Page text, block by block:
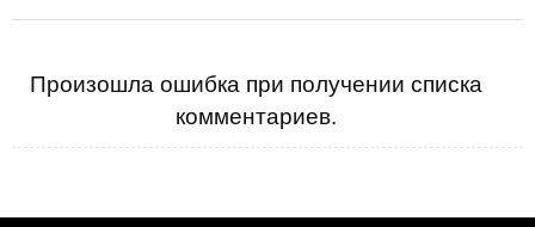
Произошла ошибка при получении списка
комментариев.